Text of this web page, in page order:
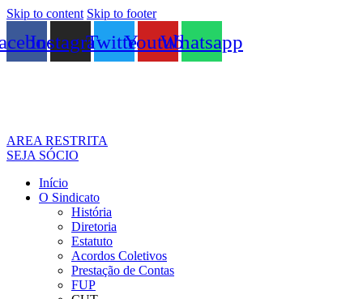
Skip to content Skip to footer
InstagramTwitterYoutubeWhatsapp
AREA RESTRITA
SEJA SÓCIO
Início
O Sindicato
História
Diretoria
Estatuto
Acordos Coletivos
Prestação de Contas
FUP